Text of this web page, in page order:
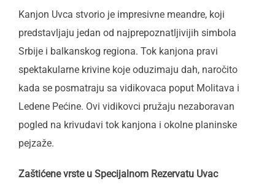
Kanjon Uvca stvorio je impresivne meandre, koji
predstavljaju jedan od najprepoznatljivijih simbola
Srbije i balkanskog regiona. Tok kanjona pravi
spektakularne krivine koje oduzimaju dah, naročito
kada se posmatraju sa vidikovaca poput Molitava i
Ledene Pećine. Ovi vidikovci pružaju nezaboravan
pogled na krivudavi tok kanjona i okolne planinske
pejzaže.
Zaštićene vrste u Specijalnom Rezervatu Uvac